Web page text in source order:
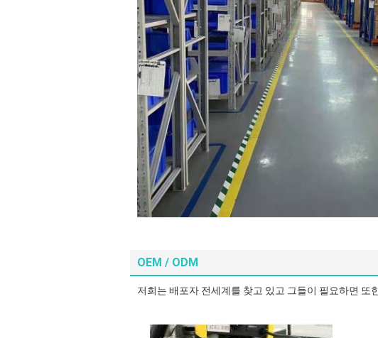
OEM / ODM
저희는 배포자 전세계를 찾고 있고 그들이 필요하면 또